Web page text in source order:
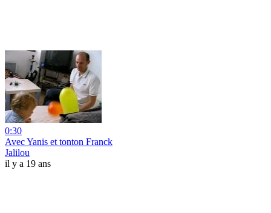
0:30
Avec Yanis et tonton Franck
Jalilou
il y a 19 ans